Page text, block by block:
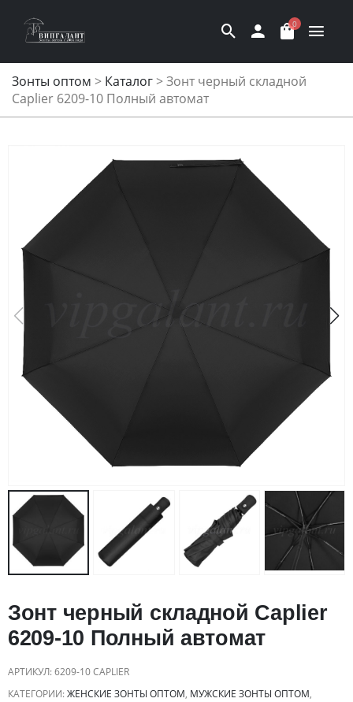
0
Зонты оптом > Каталог>Зонт черный складной
Caplier 6209-10 Полный автомат
Зонт черный складной Caplier
6209-10 Полный автомат
АРТИКУЛ:6209-10 CAPLIER
КАТЕГОРИИ:ЖЕНСКИЕ ЗОНТЫ ОПТОМ, МУЖСКИЕ ЗОНТЫ ОПТОМ,